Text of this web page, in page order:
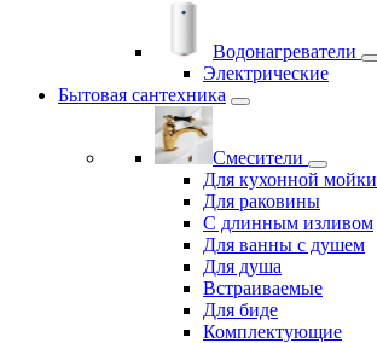
Водонагреватели
Электрические
Бытовая сантехника
Смесители
Для кухонной мойки
Для раковины
С длинным изливом
Для ванны с душем
Для душа
Встраиваемые
Для биде
Комплектующие